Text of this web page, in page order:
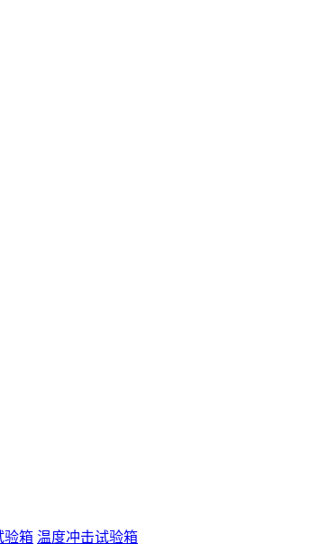
验箱 温度冲击试验箱